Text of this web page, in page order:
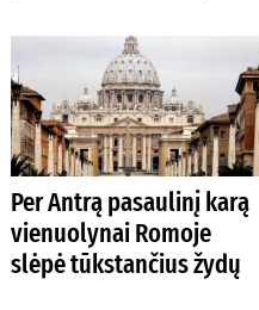
Per Antrą pasaulinį karą
vienuolynai Romoje
slėpė tūkstančius žydų